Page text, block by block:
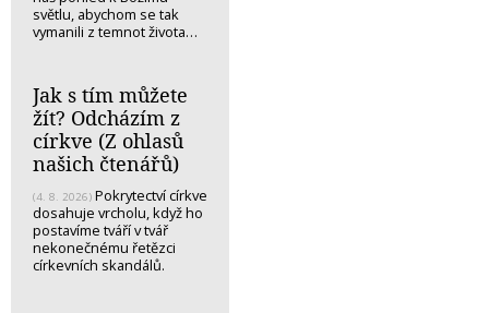
světlu, abychom se tak
vymanili z temnot života…
Jak s tím můžete
žít? Odcházím z
církve (Z ohlasů
našich čtenářů)
(4. 8. 2026) Pokrytectví církve
dosahuje vrcholu, když ho
postavíme tváří v tvář
nekonečnému řetězci
církevních skandálů.